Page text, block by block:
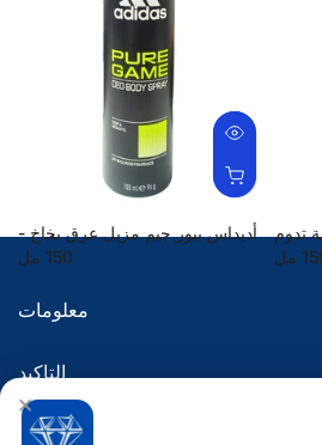
أديداس بيور جيم مزيل عرق بخاخ -
150 مل
تدوم
معلومات
التاكيد
الضريبة
×